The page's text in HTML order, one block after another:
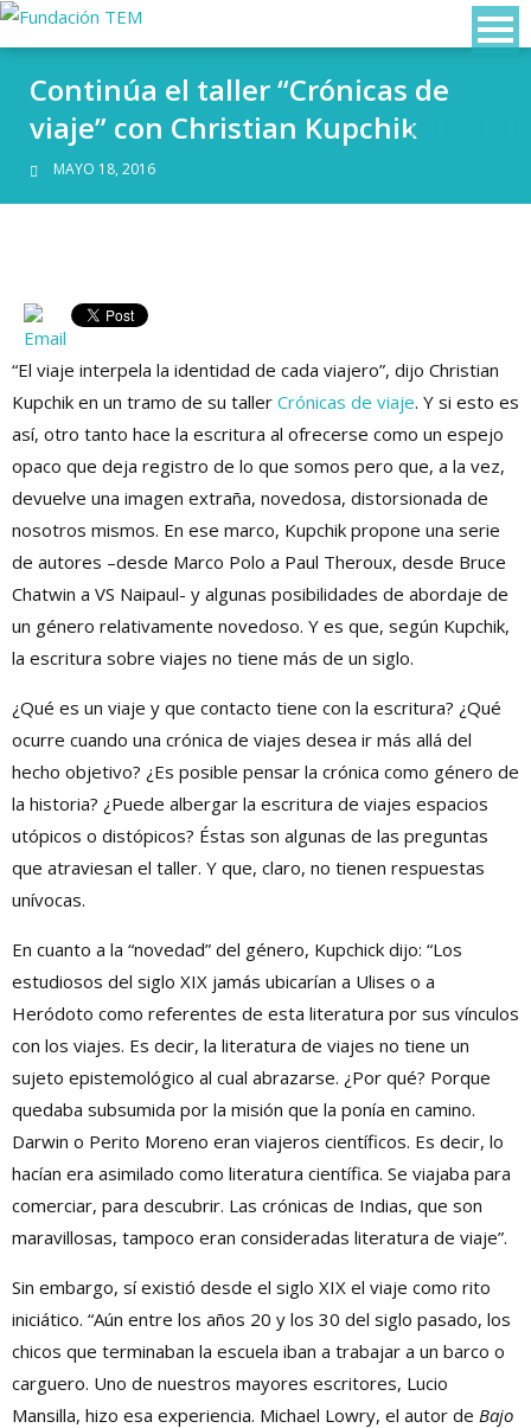
Continúa el taller “Crónicas de
viaje” con Christian Kupchik
MAYO 18, 2016
“El viaje interpela la identidad de cada viajero”, dijo Christian
Kupchik en un tramo de su taller Crónicas de viaje. Y si esto es
así, otro tanto hace la escritura al ofrecerse como un espejo
opaco que deja registro de lo que somos pero que, a la vez,
devuelve una imagen extraña, novedosa, distorsionada de
nosotros mismos. En ese marco, Kupchik propone una serie
de autores –desde Marco Polo a Paul Theroux, desde Bruce
Chatwin a VS Naipaul- y algunas posibilidades de abordaje de
un género relativamente novedoso. Y es que, según Kupchik,
la escritura sobre viajes no tiene más de un siglo.
¿Qué es un viaje y que contacto tiene con la escritura? ¿Qué
ocurre cuando una crónica de viajes desea ir más allá del
hecho objetivo? ¿Es posible pensar la crónica como género de
la historia? ¿Puede albergar la escritura de viajes espacios
utópicos o distópicos? Éstas son algunas de las preguntas
que atraviesan el taller. Y que, claro, no tienen respuestas
unívocas.
En cuanto a la “novedad” del género, Kupchick dijo: “Los
estudiosos del siglo XIX jamás ubicarían a Ulises o a
Heródoto como referentes de esta literatura por sus vínculos
con los viajes. Es decir, la literatura de viajes no tiene un
sujeto epistemológico al cual abrazarse. ¿Por qué? Porque
quedaba subsumida por la misión que la ponía en camino.
Darwin o Perito Moreno eran viajeros científicos. Es decir, lo
hacían era asimilado como literatura científica. Se viajaba para
comerciar, para descubrir. Las crónicas de Indias, que son
maravillosas, tampoco eran consideradas literatura de viaje”.
Sin embargo, sí existió desde el siglo XIX el viaje como rito
iniciático. “Aún entre los años 20 y los 30 del siglo pasado, los
chicos que terminaban la escuela iban a trabajar a un barco o
carguero. Uno de nuestros mayores escritores, Lucio
Mansilla, hizo esa experiencia. Michael Lowry, el autor de Bajo